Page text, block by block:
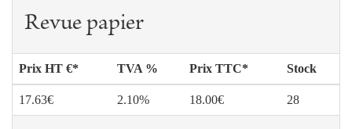
Revue papier
Prix HT €* TVA % Prix TTC* Stock
17.63€ 2.10% 18.00€ 28